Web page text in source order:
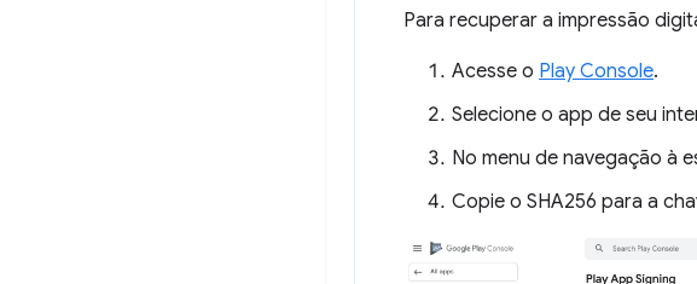
Para recuperar a impressão
Acesse o Play Console.
Selecione o app de seu
No menu de navegação à
Copie o SHA256 para a